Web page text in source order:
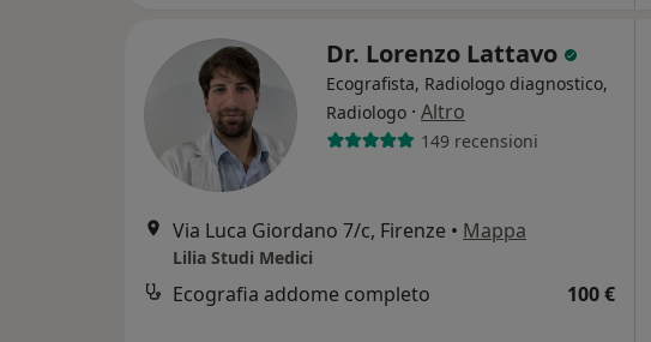
Dr. Lorenzo Lattavo
Ecografista, Radiologo diagnostico,
Radiologo · Altro
149 recensioni
Via Luca Giordano 7/c, Firenze • Mappa
Lilia Studi Medici
Ecografia addome completo 100 €